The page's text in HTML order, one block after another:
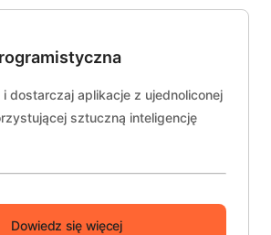
dostarczaj aplikacje z ujednoliconej
sztuczną inteligencję
Dowiedz się więcej